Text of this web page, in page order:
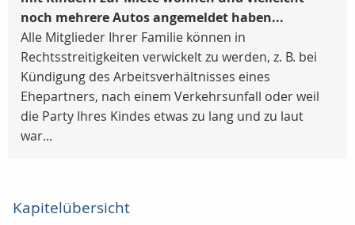
noch mehrere Autos angemeldet haben...
Alle Mitglieder Ihrer Familie können in
Rechtsstreitigkeiten verwickelt zu werden, z. B. bei
Kündigung des Arbeitsverhältnisses eines
Ehepartners, nach einem Verkehrsunfall oder weil
die Party Ihres Kindes etwas zu lang und zu laut
war...
Kapitelübersicht